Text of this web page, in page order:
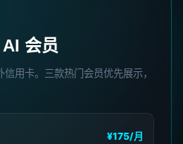
会员
用卡。三款热门会员优先展示，
¥175/月